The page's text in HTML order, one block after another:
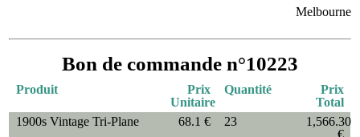
Melbourne
Bon de commande n°10223
Produit
Prix
Unitaire
Quantité
Prix
Total
1900s Vintage Tri-Plane
68.1 € 23
1,566.30